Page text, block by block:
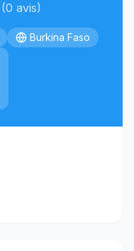
avis)
Burkina Faso